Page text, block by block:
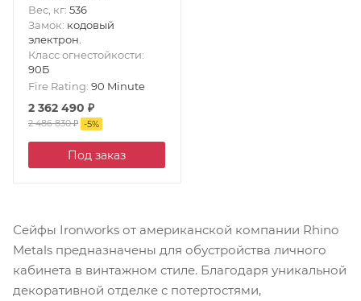
Вес, кг: 536
Замок: кодовый
электрон.
Класс огнестойкости:
90Б
Fire Rating: 90 Minute
2 362 490 ₽
2 486 830₽ -5%
Под заказ
Сейфы Ironworks от американской компании Rhino
Metals предназначены для обустройства личного
кабинета в винтажном стиле. Благодаря уникальной
декоративной отделке с потертостями,